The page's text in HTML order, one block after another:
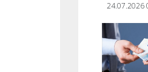
24.07.2026